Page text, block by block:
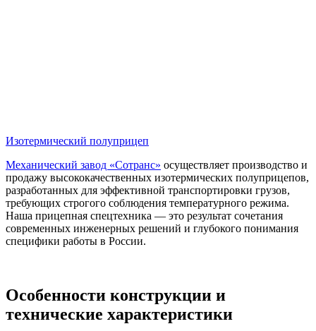
Изотермический полуприцеп
Механический завод «Сотранс» осуществляет производство и
продажу высококачественных изотермических полуприцепов,
разработанных для эффективной транспортировки грузов,
требующих строгого соблюдения температурного режима.
Наша прицепная спецтехника — это результат сочетания
современных инженерных решений и глубокого понимания
специфики работы в России.
Особенности конструкции и
технические характеристики